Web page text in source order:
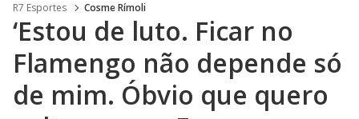
R7 Esportes Cosme Rímoli
‘Estou de luto. Ficar no
Flamengo não depende só
de mim. Óbvio que quero